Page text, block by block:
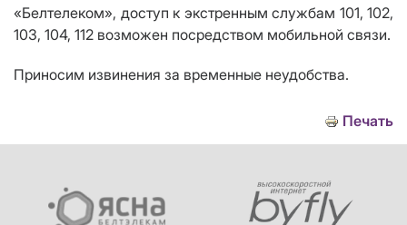
«Белтелеком», доступ к экстренным службам 101, 102,
103, 104, 112 возможен посредством мобильной связи.
Приносим извинения за временные неудобства.
Печать